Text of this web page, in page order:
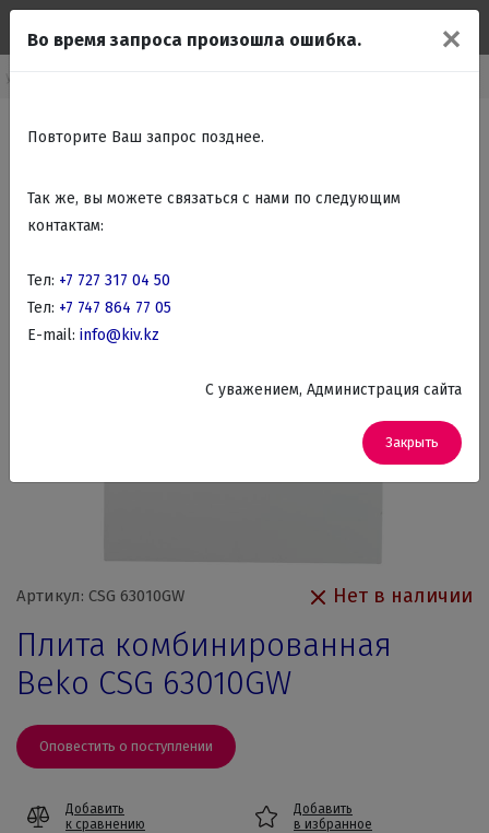
бытовая техника
Артикул: CSG 63010GW Нет в наличии
Плита комбинированная
Beko CSG 63010GW
Оповестить о поступлении
Добавить
к сравнению
Добавить
в избранное
✕
Во время запроса произошла ошибка.
Повторите Ваш запрос позднее.
Так же, вы можете связаться с нами по следующим
контактам:
Тел: +7 727 317 04 50
Тел: +7 747 864 77 05
E-mail: info@kiv.kz
C уважением, Администрация сайта
Закрыть